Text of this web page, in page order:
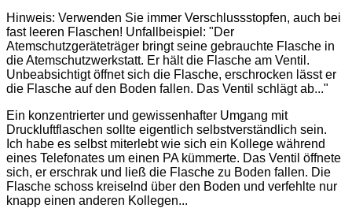
Hinweis: Verwenden Sie immer Verschlussstopfen, auch bei
fast leeren Flaschen! Unfallbeispiel: "Der
Atemschutzgeräteträger bringt seine gebrauchte Flasche in
die Atemschutzwerkstatt. Er hält die Flasche am Ventil.
Unbeabsichtigt öffnet sich die Flasche, erschrocken lässt er
die Flasche auf den Boden fallen. Das Ventil schlägt ab..."
Ein konzentrierter und gewissenhafter Umgang mit
Druckluftflaschen sollte eigentlich selbstverständlich sein.
Ich habe es selbst miterlebt wie sich ein Kollege während
eines Telefonates um einen PA kümmerte. Das Ventil öffnete
sich, er erschrak und ließ die Flasche zu Boden fallen. Die
Flasche schoss kreiselnd über den Boden und verfehlte nur
knapp einen anderen Kollegen...